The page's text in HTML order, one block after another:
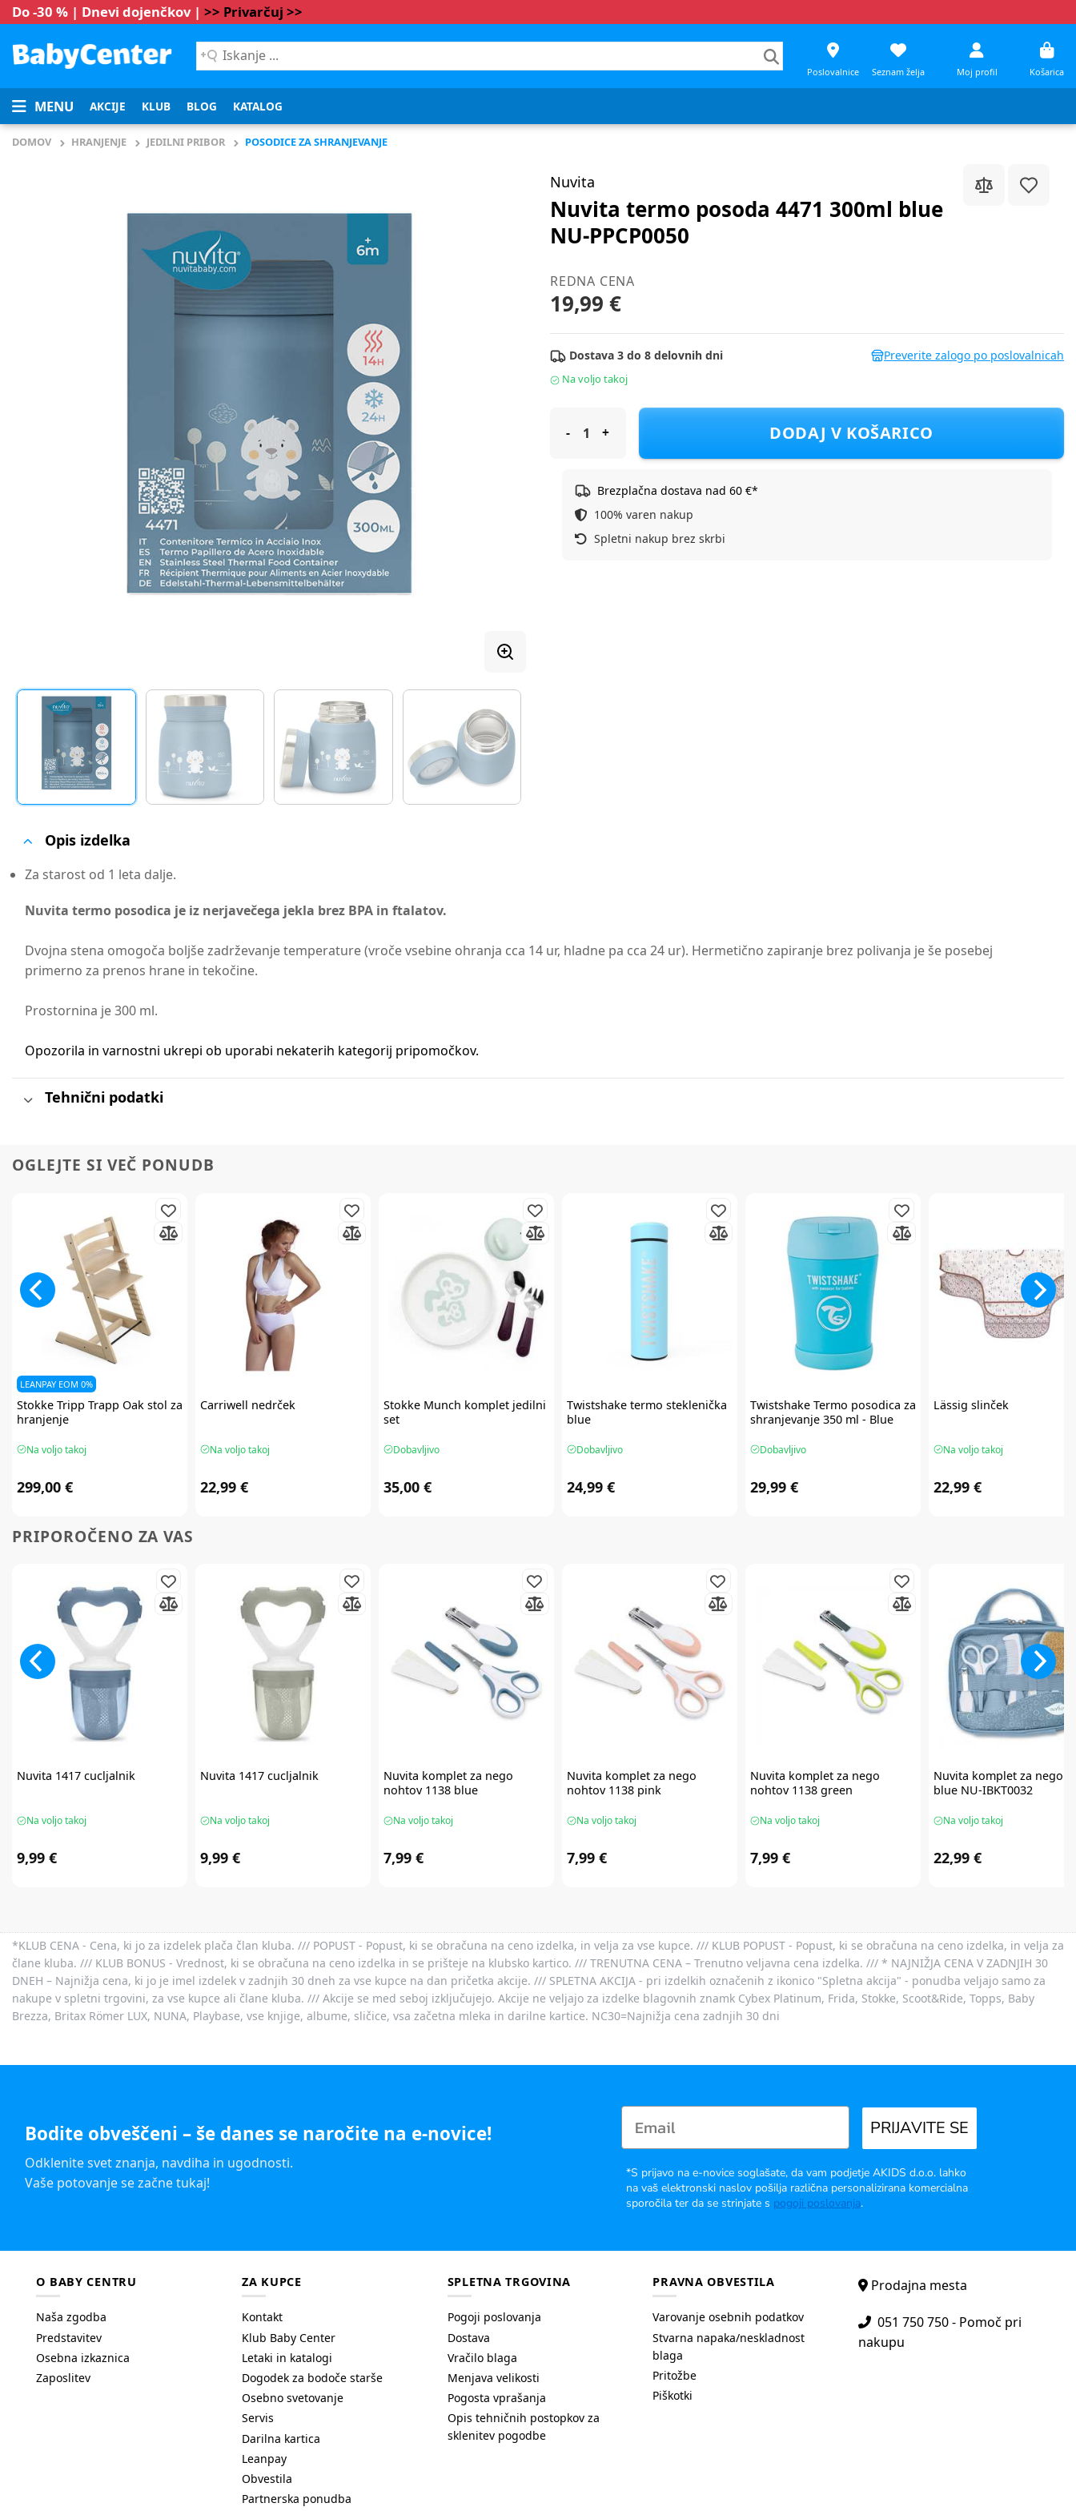
Do -30 % | Dnevi dojenčkov | >> Privarčuj >>
Iskanje
...
Poslovalnice Seznam želja Moj profil Košarica
MENU AKCIJE KLUB BLOG KATALOG
DOMOV HRANJENJE JEDILNI PRIBOR POSODICE ZA SHRANJEVANJE
Nuvita
Nuvita termo posoda 4471 300ml blue
NU-PPCP0050
REDNA CENA
19,99 €
Dostava 3 do 8 delovnih dni Preverite zalogo po poslovalnicah
Na voljo takoj
Nuvita termo posoda 4471 300ml blue NU-PPCP0050
DODAJ V KOŠARICO
Brezplačna dostava nad 60 €*
100% varen nakup
Spletni nakup brez skrbi
Opis izdelka
Za starost od 1 leta dalje.
Nuvita termo posodica je iz nerjavečega jekla brez BPA in ftalatov.
Dvojna stena omogoča boljše zadrževanje temperature (vroče vsebine ohranja cca 14 ur, hladne pa cca 24 ur). Hermetično zapiranje brez polivanja je še posebej
primerno za prenos hrane in tekočine.
Prostornina je 300 ml.
Opozorila in varnostni ukrepi ob uporabi nekaterih kategorij pripomočkov.
Tehnični podatki
OGLEJTE SI VEČ PONUDB
LEANPAY EOM 0%
StokkeTripp Trapp Oak stol za
hranjenje
Na voljo takoj
299,00 €
Carriwell nedrček
Na voljo takoj
22,99 €
Stokke Munch komplet jedilni
set
Dobavljivo
35,00 €
Twistshake termo steklenička
blue
Dobavljivo
24,99 €
TwistshakeTermo posodica za
shranjevanje 350 ml - Blue
Dobavljivo
29,99 €
Lässig slinček
Na voljo takoj
22,99 €
PRIPOROČENO ZA VAS
Nuvita 1417 cucljalnik
Na voljo takoj
9,99 €
Nuvita 1417 cucljalnik
Na voljo takoj
9,99 €
Nuvita komplet za nego
nohtov 1138 blue
Na voljo takoj
7,99 €
Nuvita komplet za nego
nohtov 1138 pink
Na voljo takoj
7,99 €
Nuvita komplet za nego
nohtov 1138 green
Na voljo takoj
7,99 €
Nuvita komplet za nego
blue NU-IBKT0032
Na voljo takoj
22,99 €
*KLUB CENA - Cena, ki jo za izdelek plača član kluba. /// POPUST - Popust, ki se obračuna na ceno izdelka, in velja za vse kupce. /// KLUB POPUST - Popust, ki se obračuna na ceno izdelka, in velja za
člane kluba. /// KLUB BONUS - Vrednost, ki se obračuna na ceno izdelka in se prišteje na klubsko kartico. /// TRENUTNA CENA – Trenutno veljavna cena izdelka. /// * NAJNIŽJA CENA V ZADNJIH 30
DNEH – Najnižja cena, ki jo je imel izdelek v zadnjih 30 dneh za vse kupce na dan pričetka akcije. /// SPLETNA AKCIJA - pri izdelkih označenih z ikonico "Spletna akcija" - ponudba veljajo samo za
nakupe v spletni trgovini, za vse kupce ali člane kluba. /// Akcije se med seboj izključujejo. Akcije ne veljajo za izdelke blagovnih znamk Cybex Platinum, Frida, Stokke, Scoot&Ride, Topps, Baby
Brezza, Britax Römer LUX, NUNA, Playbase, vse knjige, albume, sličice, vsa začetna mleka in darilne kartice. NC30=Najnižja cena zadnjih 30 dni
Bodite obveščeni – še danes se naročite na e-novice!
Odklenite svet znanja, navdiha in ugodnosti.
Vaše potovanje se začne tukaj!
PRIJAVITE SE
*S prijavo na e-novice soglašate, da vam podjetje AKIDS d.o.o. lahko
na vaš elektronski naslov pošilja različna personalizirana komercialna
sporočila ter da se strinjate s pogoji poslovanja.
O BABY CENTRU
Naša zgodba
Predstavitev
Osebna izkaznica
Zaposlitev
ZA KUPCE
Kontakt
Klub Baby Center
Letaki in katalogi
Dogodek za bodoče starše
Osebno svetovanje
Servis
Darilna kartica
Leanpay
Obvestila
Partnerska ponudba
SPLETNA TRGOVINA
Pogoji poslovanja
Dostava
Vračilo blaga
Menjava velikosti
Pogosta vprašanja
Opis tehničnih postopkov za
sklenitev pogodbe
PRAVNA OBVESTILA
Varovanje osebnih podatkov
Stvarna napaka/neskladnost
blaga
Pritožbe
Piškotki
Prodajna mesta
051 750 750 - Pomoč pri
nakupu